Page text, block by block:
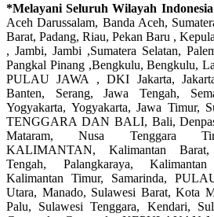
*Melayani Seluruh Wilayah
Aceh Darussalam, Banda Aceh,
Barat, Padang, Riau, Pekan Baru ,
, Jambi, Jambi ,Sumatera Selatan,
Pangkal Pinang ,Bengkulu, Bengkulu,
PULAU JAWA , DKI Jakarta,
Banten, Serang, Jawa Tengah,
Yogyakarta, Yogyakarta, Jawa Timur,
TENGGARA DAN BALI, Bali,
Mataram, Nusa Tenggara
KALIMANTAN, Kalimantan Barat,
Tengah, Palangkaraya,
Kalimantan Timur, Samarinda,
Utara, Manado, Sulawesi Barat, Kota
Palu, Sulawesi Tenggara, Kendari,